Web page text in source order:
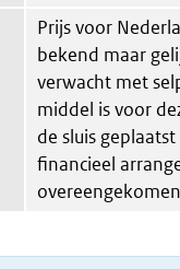
Prijs voor
bekend maar
verwacht met
middel is voor
de sluis
financieel